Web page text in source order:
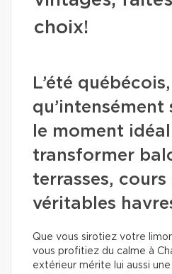
choix!
L’été
qu’intensément
le moment
transformer
terrasses,
véritables
Que vous sirotiez votre
vous profitiez du calme à
extérieur mérite lui aussi